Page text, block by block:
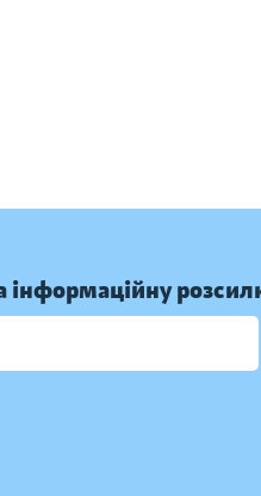
інформаційну